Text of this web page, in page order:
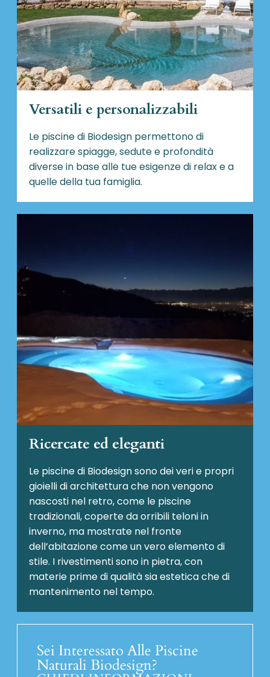
Versatili e personalizzabili
Le piscine di Biodesign permettono di
realizzare spiagge, sedute e profondità
diverse in base alle tue esigenze di relax e a
quelle della tua famiglia.
Ricercate ed eleganti
Le piscine di Biodesign sono dei veri e propri
gioielli di architettura che non vengono
nascosti nel retro, come le piscine
tradizionali, coperte da orribili teloni in
inverno, ma mostrate nel fronte
dell’abitazione come un vero elemento di
stile. I rivestimenti sono in pietra, con
materie prime di qualità sia estetica che di
mantenimento nel tempo.
Sei Interessato Alle Piscine
Naturali Biodesign?